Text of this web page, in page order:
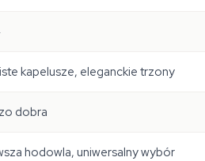
kapelusze, eleganckie trzony
dobra
hodowla, uniwersalny wybór